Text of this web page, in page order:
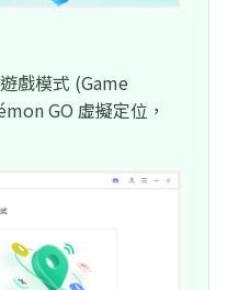
戲模式 (Game
GO 虛擬定位，